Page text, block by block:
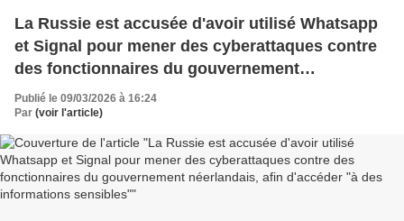
La Russie est accusée d'avoir utilisé Whatsapp
et Signal pour mener des cyberattaques contre
des fonctionnaires du gouvernement
néerlandais, afin d'accéder "à des informations
sensibles"
Publié le 09/03/2026 à 16:24
Par (voir l'article)